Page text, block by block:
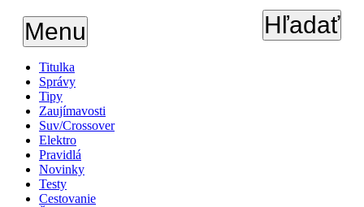
Menu Hľadať
Titulka
Správy
Tipy
Zaujímavosti
Suv/Crossover
Elektro
Pravidlá
Novinky
Testy
Cestovanie